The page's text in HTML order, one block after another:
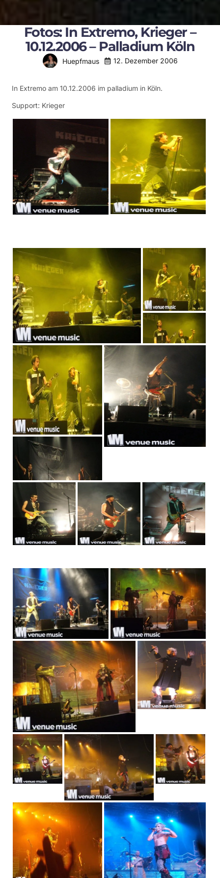
Fotos: In Extremo, Krieger –
10.12.2006 – Palladium Köln
Huepfmaus 12. Dezember 2006
In Extremo am 10.12.2006 im palladium in Köln.
Support: Krieger